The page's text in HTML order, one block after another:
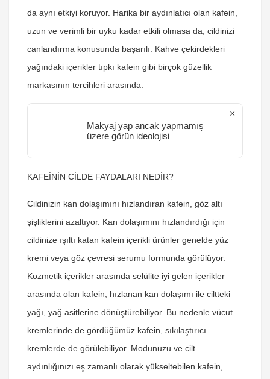
da aynı etkiyi koruyor. Harika bir aydınlatıcı olan kafein,
uzun ve verimli bir uyku kadar etkili olmasa da, cildinizi
canlandırma konusunda başarılı. Kahve çekirdekleri
yağındaki içerikler tıpkı kafein gibi birçok güzellik
markasının tercihleri arasında.
Makyaj yap ancak yapmamış
üzere görün ideolojisi
×
KAFEİNİN CİLDE FAYDALARI NEDİR?
Cildinizin kan dolaşımını hızlandıran kafein, göz altı
şişliklerini azaltıyor. Kan dolaşımını hızlandırdığı için
cildinize ışıltı katan kafein içerikli ürünler genelde yüz
kremi veya göz çevresi serumu formunda görülüyor.
Kozmetik içerikler arasında selülite iyi gelen içerikler
arasında olan kafein, hızlanan kan dolaşımı ile ciltteki
yağı, yağ asitlerine dönüştürebiliyor. Bu nedenle vücut
kremlerinde de gördüğümüz kafein, sıkılaştırıcı
kremlerde de görülebiliyor. Modunuzu ve cilt
aydınlığınızı eş zamanlı olarak yükseltebilen kafein,